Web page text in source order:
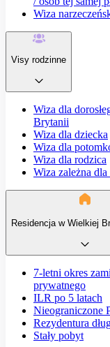
Wiza
Visy rodzinne
Wiza dla
Brytanii
Wiza dla dziecka
Wiza dla
Wiza dla rodzica
Wiza zależna
Residencja w Wielkiej
7-letni okres
prywatnego
ILR po 5 latach
Nieograniczone
Rezydentura
Stały pobyt